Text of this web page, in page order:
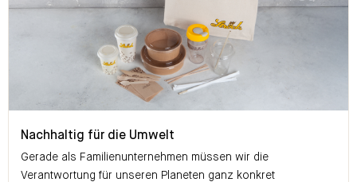
Nachhaltig für die Umwelt
Gerade als Familienunternehmen müssen wir die
Verantwortung für unseren Planeten ganz konkret